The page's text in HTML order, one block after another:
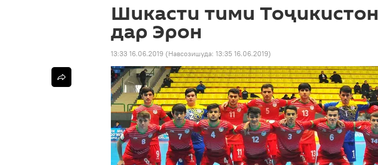
Шикасти тими Тоҷикистон
дар Эрон
13:33 16.06.2019 (Навсозишуда: 13:35 16.06.2019)